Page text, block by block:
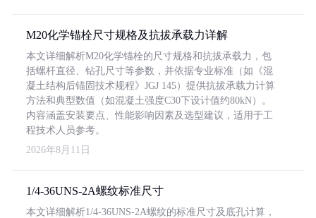
M20化学锚栓尺寸规格及抗拔承载力详解
本文详细解析M20化学锚栓的尺寸规格和抗拔承载力，包
括螺杆直径、钻孔尺寸等参数，并依据专业标准（如《混
凝土结构后锚固技术规程》JGJ 145）提供抗拔承载力计算
方法和典型数值（如混凝土强度C30下设计值约80kN）。
内容涵盖安装要点、性能影响因素及选型建议，适用于工
程技术人员参考。
2026年8月11日
1/4-36UNS-2A螺纹标准尺寸
本文详细解析1/4-36UNS-2A螺纹的标准尺寸及底孔计算，